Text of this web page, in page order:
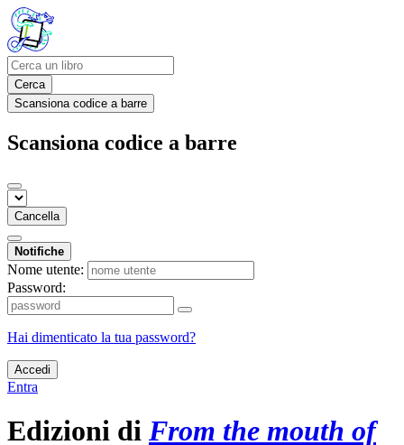
Cerca
Scansiona codice a barre
Scansiona codice a barre
Cancella
Notifiche
Nome utente:
Password:
Hai dimenticato la tua password?
Accedi
Entra
Edizioni di From the mouth of